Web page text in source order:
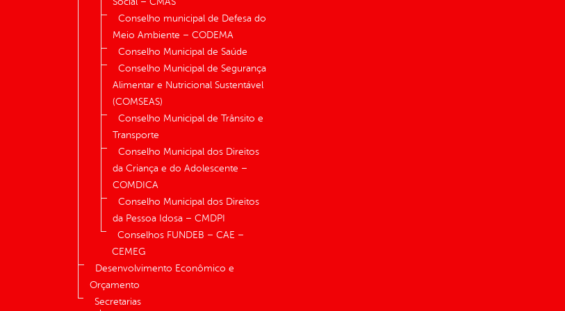
Conselho municipal de Defesa do
Meio Ambiente – CODEMA
Conselho Municipal de Saúde
Conselho Municipal de Segurança
Alimentar e Nutricional Sustentável
(COMSEAS)
Conselho Municipal de Trânsito e
Transporte
Conselho Municipal dos Direitos
da Criança e do Adolescente –
COMDICA
Conselho Municipal dos Direitos
da Pessoa Idosa – CMDPI
Conselhos FUNDEB – CAE –
CEMEG
Desenvolvimento Econômico e
Orçamento
Secretarias